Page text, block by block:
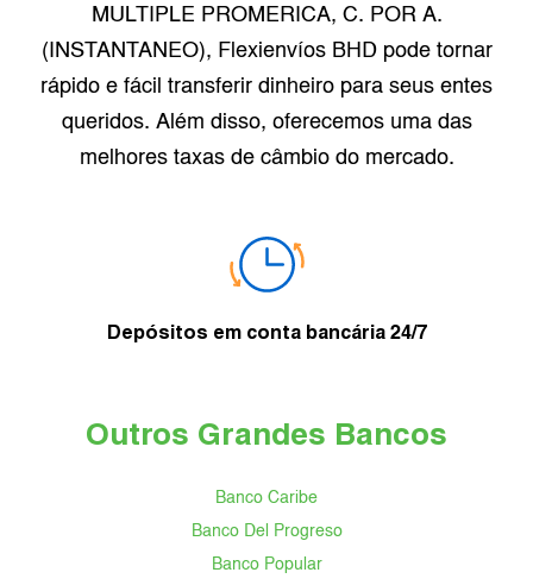
MULTIPLE PROMERICA, C. POR A.
(INSTANTANEO), Flexienvíos BHD pode tornar
rápido e fácil transferir dinheiro para seus entes
queridos. Além disso, oferecemos uma das
melhores taxas de câmbio do mercado.
Depósitos em conta bancária 24/7
Outros Grandes Bancos
Banco Caribe
Banco Del Progreso
Banco Popular